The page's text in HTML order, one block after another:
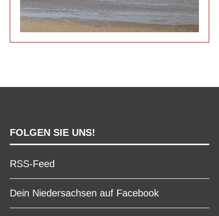
FOLGEN SIE UNS!
RSS-Feed
Dein Niedersachsen auf Facebook